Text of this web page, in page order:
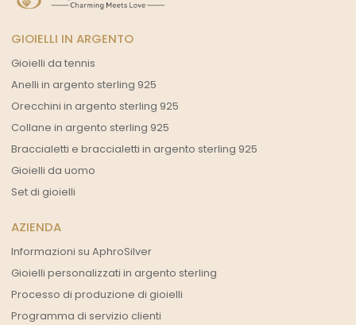
GIOIELLI IN ARGENTO
Gioielli da tennis
Anelli in argento sterling 925
Orecchini in argento sterling 925
Collane in argento sterling 925
Braccialetti e braccialetti in argento sterling 925
Gioielli da uomo
Set di gioielli
AZIENDA
Informazioni su AphroSilver
Gioielli personalizzati in argento sterling
Processo di produzione di gioielli
Programma di servizio clienti